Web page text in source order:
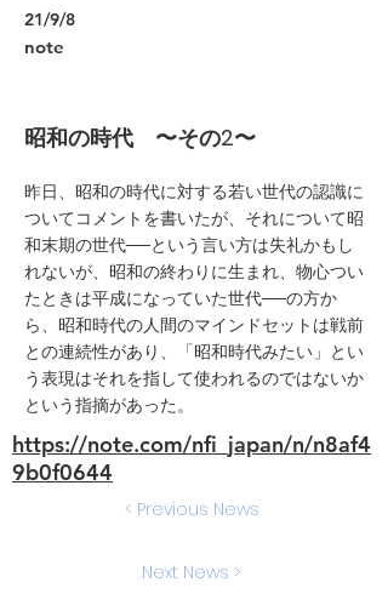
21/9/8
note
昭和の時代 〜その2〜
昨日、昭和の時代に対する若い世代の認識に
ついてコメントを書いたが、それについて昭
和末期の世代──という言い方は失礼かもし
れないが、昭和の終わりに生まれ、物心つい
たときは平成になっていた世代──の方か
ら、昭和時代の人間のマインドセットは戦前
との連続性があり、「昭和時代みたい」とい
う表現はそれを指して使われるのではないか
という指摘があった。
https://note.com/nfi_japan/n/n8af4
9b0f0644
< Previous News
Next News >